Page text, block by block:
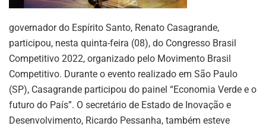
governador do Espírito Santo, Renato Casagrande,
participou, nesta quinta-feira (08), do Congresso Brasil
Competitivo 2022, organizado pelo Movimento Brasil
Competitivo. Durante o evento realizado em São Paulo
(SP), Casagrande participou do painel “Economia Verde e o
futuro do País”. O secretário de Estado de Inovação e
Desenvolvimento, Ricardo Pessanha, também esteve